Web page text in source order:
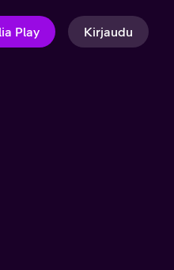
Play Kirjaudu